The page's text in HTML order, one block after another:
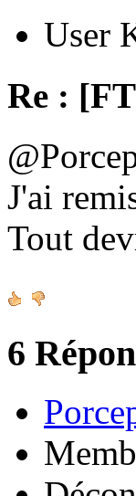
User
Re :
J'ai
Tout
6